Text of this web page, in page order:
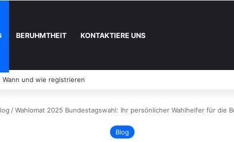
BERUHMTHEIT KONTAKTIERE UNS
und wie registrieren
/ Wahlomat 2025 Bundestagswahl: Ihr persönlicher Wahlhelfer für die
Blog